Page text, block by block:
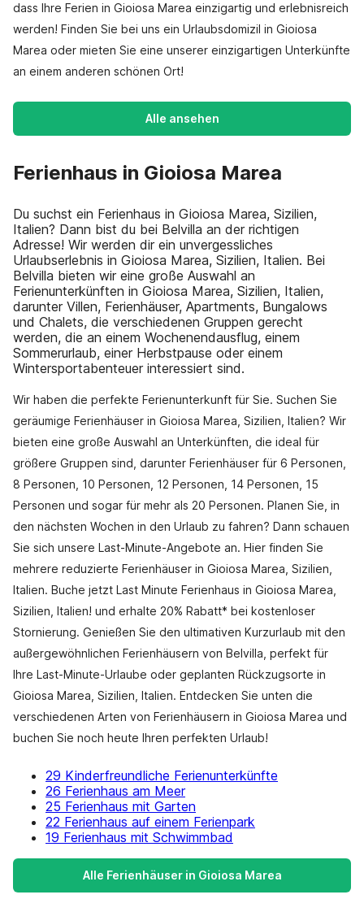
dass Ihre Ferien in Gioiosa Marea einzigartig und erlebnisreich
werden! Finden Sie bei uns ein Urlaubsdomizil in Gioiosa
Marea oder mieten Sie eine unserer einzigartigen Unterkünfte
an einem anderen schönen Ort!
Alle ansehen
Ferienhaus in Gioiosa Marea
Du suchst ein Ferienhaus in Gioiosa Marea, Sizilien,
Italien? Dann bist du bei Belvilla an der richtigen
Adresse! Wir werden dir ein unvergessliches
Urlaubserlebnis in Gioiosa Marea, Sizilien, Italien. Bei
Belvilla bieten wir eine große Auswahl an
Ferienunterkünften in Gioiosa Marea, Sizilien, Italien,
darunter Villen, Ferienhäuser, Apartments, Bungalows
und Chalets, die verschiedenen Gruppen gerecht
werden, die an einem Wochenendausflug, einem
Sommerurlaub, einer Herbstpause oder einem
Wintersportabenteuer interessiert sind.
Wir haben die perfekte Ferienunterkunft für Sie. Suchen Sie
geräumige Ferienhäuser in Gioiosa Marea, Sizilien, Italien? Wir
bieten eine große Auswahl an Unterkünften, die ideal für
größere Gruppen sind, darunter Ferienhäuser für 6 Personen,
8 Personen, 10 Personen, 12 Personen, 14 Personen, 15
Personen und sogar für mehr als 20 Personen. Planen Sie, in
den nächsten Wochen in den Urlaub zu fahren? Dann schauen
Sie sich unsere Last-Minute-Angebote an. Hier finden Sie
mehrere reduzierte Ferienhäuser in Gioiosa Marea, Sizilien,
Italien. Buche jetzt Last Minute Ferienhaus in Gioiosa Marea,
Sizilien, Italien! und erhalte 20% Rabatt* bei kostenloser
Stornierung. Genießen Sie den ultimativen Kurzurlaub mit den
außergewöhnlichen Ferienhäusern von Belvilla, perfekt für
Ihre Last-Minute-Urlaube oder geplanten Rückzugsorte in
Gioiosa Marea, Sizilien, Italien. Entdecken Sie unten die
verschiedenen Arten von Ferienhäusern in Gioiosa Marea und
buchen Sie noch heute Ihren perfekten Urlaub!
29 Kinderfreundliche Ferienunterkünfte
26 Ferienhaus am Meer
25 Ferienhaus mit Garten
22 Ferienhaus auf einem Ferienpark
19 Ferienhaus mit Schwimmbad
Alle Ferienhäuser in Gioiosa Marea